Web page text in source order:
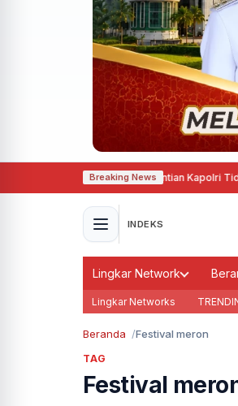
Breaking News
Tegaskan Rumor Penggantian Kapolri Tidak
INDEKS
Lingkar Network
Lingkar Networks
Beranda Festival meron
TAG
Festival